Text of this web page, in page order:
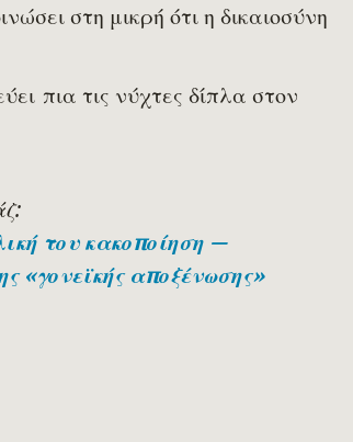
στη μικρή ότι η δικαιοσύνη
πια τις νύχτες δίπλα στον
του κακοποίηση —
«γονεϊκής αποξένωσης»